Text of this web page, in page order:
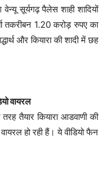
वेन्यू सूर्यगढ़ पैलेस शाही शादियों
तकरीबन 1.20 करोड़ रुपए का
और कियारा की शादी में छह
वायरल
तरह तैयार कियारा आडवाणी की
हो रही हैं। ये वीडियो फैन